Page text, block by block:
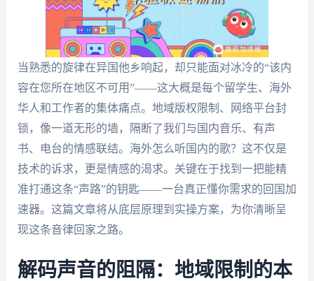
当熟悉的旋律在异国他乡响起，却只能面对冰冷的“该内
容在您所在地区不可用”——这大概是每个留学生、海外
华人和工作者的集体痛点。地域版权限制、网络平台封
锁，像一道无形的墙，隔断了我们与国内音乐、有声
书、电台的情感联结。海外怎么听国内的歌？这不仅是
技术的诉求，更是情感的渴求。关键在于找到一把能精
准打通这条“声路”的钥匙——一台真正懂你需求的回国加
速器。这篇文章将从底层原理到实操方案，为你清晰呈
现这条音律回家之路。
解码声音的阻隔：地域限制的本